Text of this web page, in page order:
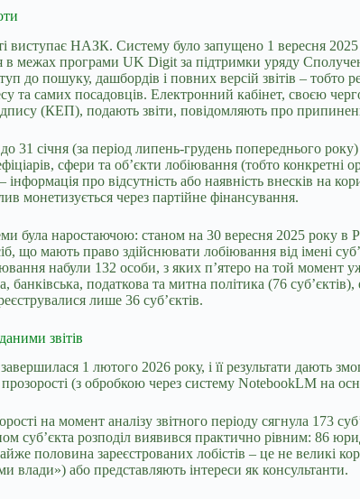
виступає НАЗК. Систему було запущено 1 вересня
межах програми UK Digit за підтримки уряду
до пошуку, дашбордів і повних версій звітів – тобто
та самих посадовців. Електронний кабінет, своєю
(КЕП), подають звіти, повідомляють про
до 31 січня (за період липень-грудень попереднього
сфери та об’єкти лобіювання (тобто
інформація про відсутність або наявність внесків
монетизується через партійне фінансування.
була наростаючою: станом на 30 вересня 2025 року
що мають право здійснювати лобіювання від імені
набули 132 особи, з яких п’ятеро на той
банківська, податкова та митна політика (76
лише 36 суб’єктів.
звітів
1 лютого 2026 року, і її результати дають
(з обробкою через систему NotebookLM на
на момент аналізу звітного періоду сягнула
суб’єкта розподіл виявився практично рівним: 86
половина зареєстрованих лобістів – це не великі
влади») або представляють інтереси як консультанти.